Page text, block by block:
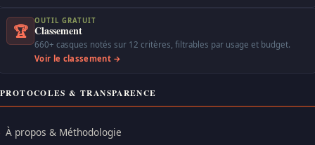
🏆
OUTIL GRATUIT
Classement
660+ casques notés sur 12 critères, filtrables par usage et budget.
Voir le classement →
PROTOCOLES & TRANSPARENCE
À propos & Méthodologie